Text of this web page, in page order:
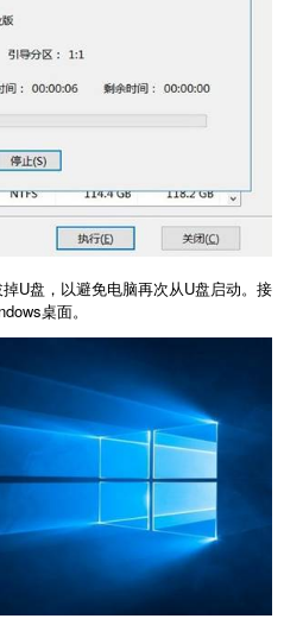
U盘，以避免电脑再次从U盘启动。接
桌面。